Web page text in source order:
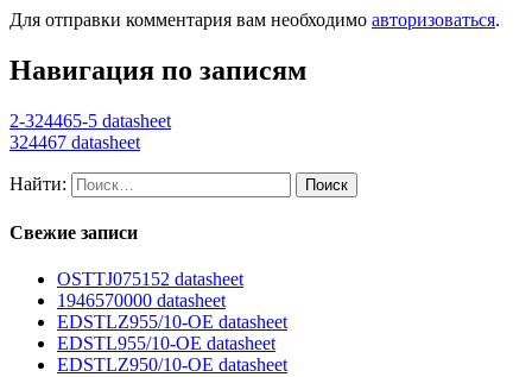
Для отправки комментария вам необходимо авторизоваться.
Навигация по записям
2-324465-5 datasheet
324467 datasheet
Найти:
Свежие записи
OSTTJ075152 datasheet
1946570000 datasheet
EDSTLZ955/10-OE datasheet
EDSTL955/10-OE datasheet
EDSTLZ950/10-OE datasheet